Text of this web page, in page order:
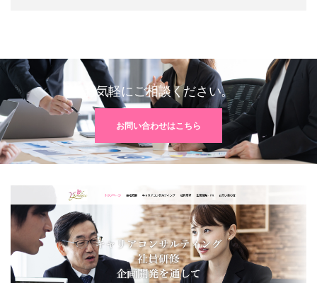
お気軽にご相談ください。
お問い合わせはこちら